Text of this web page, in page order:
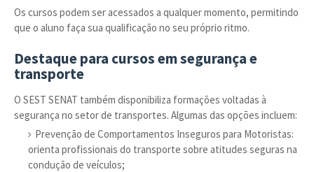
Os cursos podem ser acessados a qualquer momento, permitindo
que o aluno faça sua qualificação no seu próprio ritmo.
Destaque para cursos em segurança e
transporte
O SEST SENAT também disponibiliza formações voltadas à
segurança no setor de transportes. Algumas das opções incluem:
Prevenção de Comportamentos Inseguros para Motoristas:
orienta profissionais do transporte sobre atitudes seguras na
condução de veículos;